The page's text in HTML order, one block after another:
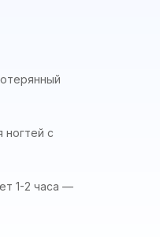
ногтей с
1-2 часа —